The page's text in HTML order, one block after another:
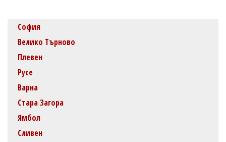
София
Велико Търново
Плевен
Русе
Варна
Стара Загора
Ямбол
Сливен